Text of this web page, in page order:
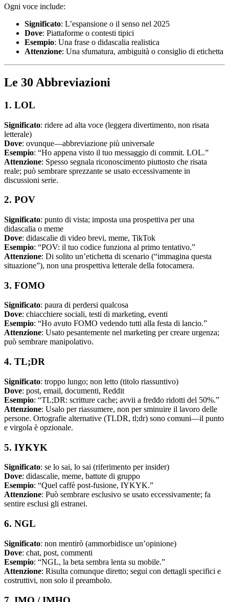
Ogni voce include:
Significato: L’espansione o il senso nel 2025
Dove: Piattaforme o contesti tipici
Esempio: Una frase o didascalia realistica
Attenzione: Una sfumatura, ambiguità o consiglio di etichetta
Le 30 Abbreviazioni
1. LOL
Significato: ridere ad alta voce (leggera divertimento, non risata
letterale)
Dove: ovunque—abbreviazione più universale
Esempio: “Ho appena visto il tuo messaggio di commit. LOL.”
Attenzione: Spesso segnala riconoscimento piuttosto che risata
reale; può sembrare sprezzante se usato eccessivamente in
discussioni serie.
2. POV
Significato: punto di vista; imposta una prospettiva per una
didascalia o meme
Dove: didascalie di video brevi, meme, TikTok
Esempio: “POV: il tuo codice funziona al primo tentativo.”
Attenzione: Di solito un’etichetta di scenario (“immagina questa
situazione”), non una prospettiva letterale della fotocamera.
3. FOMO
Significato: paura di perdersi qualcosa
Dove: chiacchiere sociali, testi di marketing, eventi
Esempio: “Ho avuto FOMO vedendo tutti alla festa di lancio.”
Attenzione: Usato pesantemente nel marketing per creare urgenza;
può sembrare manipolativo.
4. TL;DR
Significato: troppo lungo; non letto (titolo riassuntivo)
Dove: post, email, documenti, Reddit
Esempio: “TL;DR: scritture cache; avvii a freddo ridotti del 50%.”
Attenzione: Usalo per riassumere, non per sminuire il lavoro delle
persone. Ortografie alternative (TLDR, tl;dr) sono comuni—il punto
e virgola è opzionale.
5. IYKYK
Significato: se lo sai, lo sai (riferimento per insider)
Dove: didascalie, meme, battute di gruppo
Esempio: “Quel caffè post-fusione, IYKYK.”
Attenzione: Può sembrare esclusivo se usato eccessivamente; fa
sentire esclusi gli estranei.
6. NGL
Significato: non mentirò (ammorbidisce un’opinione)
Dove: chat, post, commenti
Esempio: “NGL, la beta sembra lenta su mobile.”
Attenzione: Risulta comunque diretto; segui con dettagli specifici e
costruttivi, non solo il preambolo.